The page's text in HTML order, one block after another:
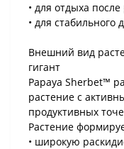
• для отдыха
• для стабильного
Внешний вид
гигант
Papaya Sherbet™
растение с
продуктивных
Растение
• широкую